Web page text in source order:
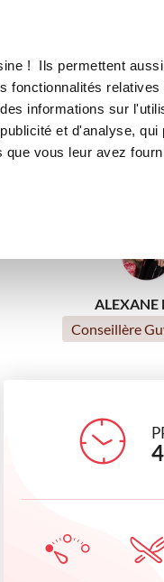
! Ils permettent
fonctionnalités
informations sur
et d'analyse,
vous leur avez
au
et quiches salés
Pour recevoir
ALEXANE
Conseillère